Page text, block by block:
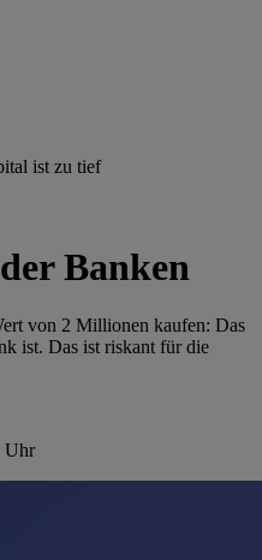
ist zu tief
Banken
von 2 Millionen kaufen: Das
ist. Das ist riskant für die
Uhr